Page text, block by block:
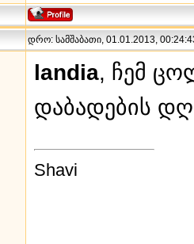
დრო: სამშაბათი, 01.01.2013,
landia, ჩემ
დაბადების
Shavi